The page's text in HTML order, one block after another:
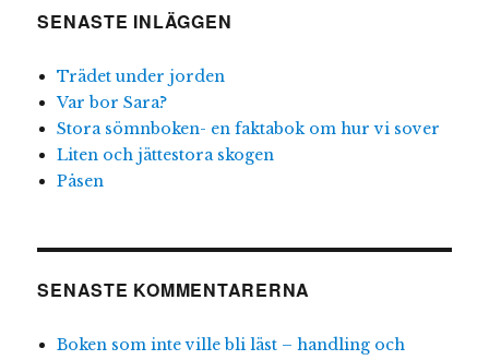
SENASTE INLÄGGEN
Trädet under jorden
Var bor Sara?
Stora sömnboken- en faktabok om hur vi sover
Liten och jättestora skogen
Påsen
SENASTE KOMMENTARERNA
Boken som inte ville bli läst – handling och